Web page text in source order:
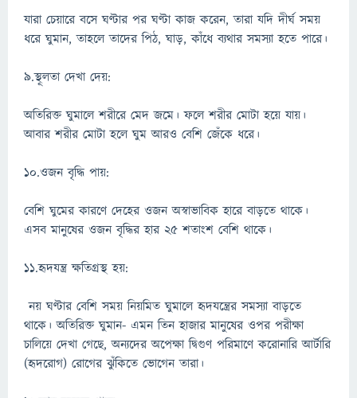
যারা চেয়ারে বসে ঘণ্টার পর ঘণ্টা কাজ করেন, তারা যদি দীর্ঘ সময়
ধরে ঘুমান, তাহলে তাদের পিঠ, ঘাড়, কাঁধে ব্যথার সমস্যা হতে পারে।
৯.স্থূলতা দেখা দেয়:
অতিরিক্ত ঘুমালে শরীরে মেদ জমে। ফলে শরীর মোটা হয়ে যায়।
আবার শরীর মোটা হলে ঘুম আরও বেশি জেঁকে ধরে।
১০.ওজন বৃদ্ধি পায়:
বেশি ঘুমের কারণে দেহের ওজন অস্বাভাবিক হারে বাড়তে থাকে।
এসব মানুষের ওজন বৃদ্ধির হার ২৫ শতাংশ বেশি থাকে।
১১.হৃদযন্ত্র ক্ষতিগ্রস্থ হয়:
নয় ঘণ্টার বেশি সময় নিয়মিত ঘুমালে হৃদযন্ত্রের সমস্যা বাড়তে
থাকে। অতিরিক্ত ঘুমান- এমন তিন হাজার মানুষের ওপর পরীক্ষা
চালিয়ে দেখা গেছে, অন্যদের অপেক্ষা দ্বিগুণ পরিমাণে করোনারি আর্টারি
(হৃদরোগ) রোগের ঝুঁকিতে ভোগেন তারা।